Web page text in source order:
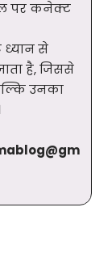
पर कनेक्ट
ध्यान से
है, जिससे
उनका